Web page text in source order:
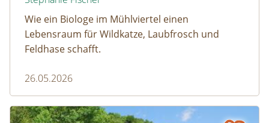
Wie ein Biologe im Mühlviertel einen
Lebensraum für Wildkatze, Laubfrosch und
Feldhase schafft.
26.05.2026
Naturmagazin: Warum die Berghexe Rinder braucht
Warum die Berghexe Rinder braucht